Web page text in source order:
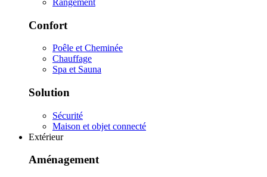
Confort
Poêle et Cheminée
Chauffage
Spa et Sauna
Solution
Sécurité
Maison et objet connecté
Extérieur
Aménagement